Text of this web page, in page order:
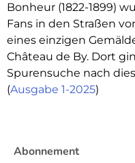
Bonheur (1822-1899)
Fans in den Straßen
eines einzigen
Château de By. Dort
Spurensuche nach
(Ausgabe 1-2025)
Abonnement